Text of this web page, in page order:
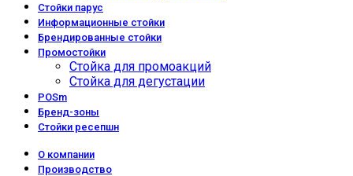
Стойки парус
Информационные стойки
Брендированные стойки
Промостойки
Стойка для промоакций
Стойка для дегустации
POSm
Бренд-зоны
Стойки ресепшн
О компании
Производство